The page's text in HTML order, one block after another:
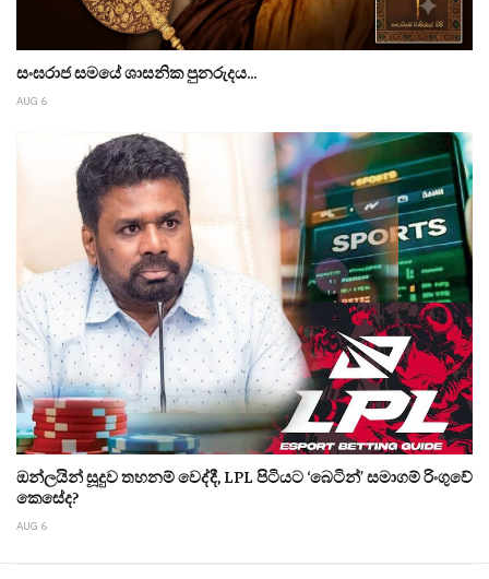
සංඝරාජ සමයේ ශාසනික පුනරුදය...
AUG 6
ඔන්ලයින් සූදුව තහනම් වෙද්දී, LPL පිටියට ‘බෙටින්’ සමාගම් රිංගුවේ
කෙසේද?
AUG 6